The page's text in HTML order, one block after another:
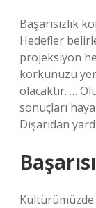
Başarısızlık
Hedefler
projeksiyon
korkunuzu
olacaktır. …
sonuçları
Dışarıdan
Kültürümüzde